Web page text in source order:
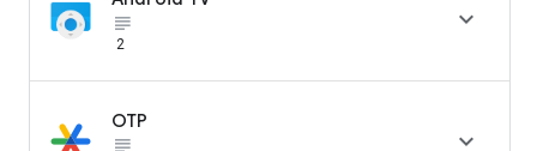
subject_black
2

OTP
subject_black 